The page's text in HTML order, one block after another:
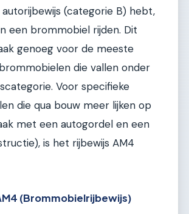
autorijbewijs (categorie B) hebt,
een brommobiel rijden. Dit
genoeg voor de meeste
die vallen onder
Voor specifieke
die qua bouw meer lijken op
met een autogordel en een
is het rijbewijs AM4
(Brommobielrijbewijs)